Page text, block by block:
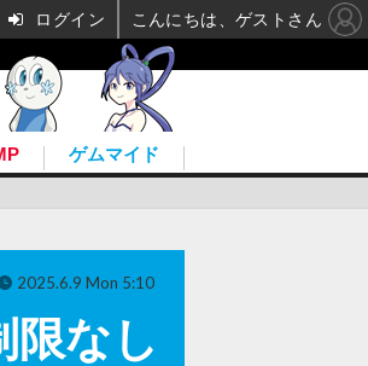
ゲムマイド
限なし
2025.6.9 Mon 5:10
ログイン こんにちは、ゲストさん